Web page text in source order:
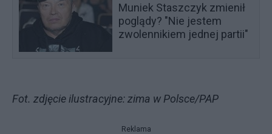
Muniek Staszczyk zmienił
poglądy? "Nie jestem
zwolennikiem jednej partii"
Fot. zdjęcie ilustracyjne: zima w Polsce/PAP
Reklama